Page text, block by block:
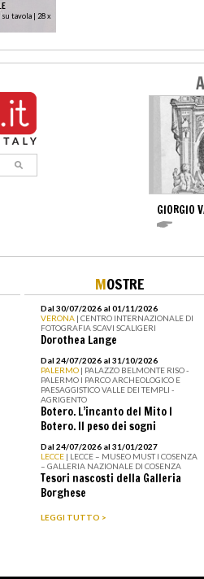
tavola | 28 x
GIORGIO
MOSTRE
Dal 30/07/2026 al 01/11/2026
VERONA | CENTRO INTERNAZIONALE DI
FOTOGRAFIA SCAVI SCALIGERI
Dorothea Lange
Dal 24/07/2026 al 31/10/2026
PALERMO | PALAZZO BELMONTE RISO -
PALERMO I PARCO ARCHEOLOGICO E
PAESAGGISTICO VALLE DEI TEMPLI -
AGRIGENTO
Botero. L’incanto del Mito I
Botero. Il peso dei sogni
Dal 24/07/2026 al 31/01/2027
LECCE | LECCE – MUSEO MUST I COSENZA
– GALLERIA NAZIONALE DI COSENZA
Tesori nascosti della Galleria
Borghese
LEGGI TUTTO >